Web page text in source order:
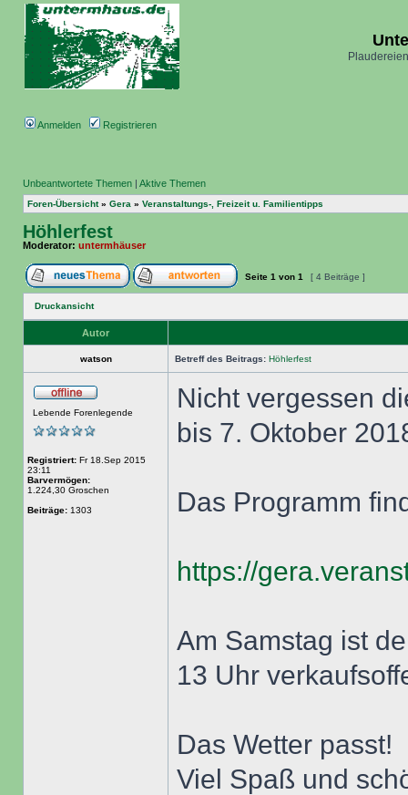
Anmelden Registrieren
Unbeantwortete Themen | Aktive Themen
Foren-Übersicht» Gera » Veranstaltungs-, Freizeit u. Familientipps
Höhlerfest
Moderator: untermhäuser
Seite 1 von 1 [ 4 Beiträge ]
Druckansicht
Autor
watson Betreff des Beitrags: Höhlerfest
Lebende Forenlegende
Registriert: Fr 18.Sep 2015
23:11
Barvermögen:
1.224,30 Groschen
Beiträge: 1303
Nicht vergessen
bis 7. Oktober
Das Programm
https://
Am Samstag ist
13 Uhr
Das Wetter passt!
Viel Spaß und